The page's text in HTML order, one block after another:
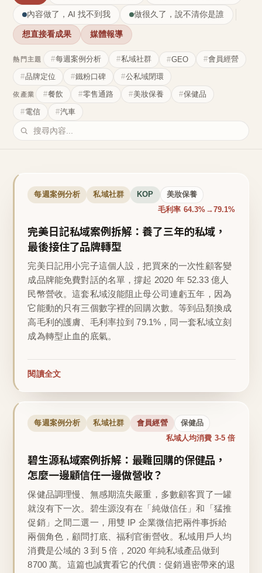
內容做了，AI 找不到我 做很久了，說不清你是誰
想直接看成果 媒體報導
熱門主題 每週案例分析 私域社群 GEO
會員經營
品牌定位
鐵粉口碑 公私域閉環
依產業 餐飲 零售通路 美妝保養
保健品
電信
汽車
每週案例分析 私域社群 KOP 美妝保養
毛利率 64.3%→79.1%
完美日記私域案例拆解：養了三年的私域，
最後接住了品牌轉型
完美日記用小完子這個人設，把買來的一次性顧客變
成品牌能免費對話的名單，撐起 2020 年 52.33 億人
民幣營收。這套私域沒能阻止母公司連虧五年，因為
它能動的只有三個數字裡的回購次數。等到品類換成
高毛利的護膚、毛利率拉到 79.1%，同一套私域立刻
成為轉型止血的底氣。
閱讀全文
每週案例分析 私域社群 會員經營 保健品
私域人均消費 3-5 倍
碧生源私域案例拆解：最難回購的保健品，
怎麼一邊顧信任一邊做營收？
保健品調理慢、無感期流失嚴重，多數顧客買了一罐
就沒有下一次。碧生源沒有在「純做信任」和「猛推
促銷」之間二選一，用雙 IP 企業微信把兩件事拆給
兩個角色，顧問打底、福利官衝營收。私域用戶人均
消費是公域的 3 到 5 倍，2020 年純私域產品做到
8700 萬。這篇也誠實看它的代價：促銷過密帶來的退